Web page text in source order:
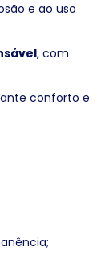
e ao uso
, com
conforto e